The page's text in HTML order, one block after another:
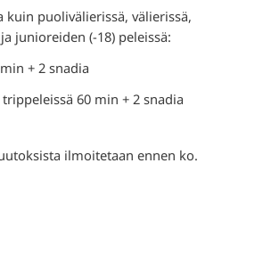
kuin puolivälierissä, välierissä,
junioreiden (-18) peleissä:
+ 2 snadia
60 min + 2 snadia
ilmoitetaan ennen ko.